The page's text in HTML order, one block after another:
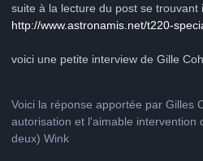
suite à la lecture du post se trouvant
http://www.astronamis.net/t220-
voici une petite interview de Gille
Voici la réponse apportée par Gilles
autorisation et l'aimable intervention
deux) Wink